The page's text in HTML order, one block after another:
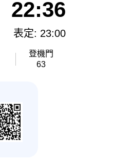
22:36
表定: 23:00
登機門
63